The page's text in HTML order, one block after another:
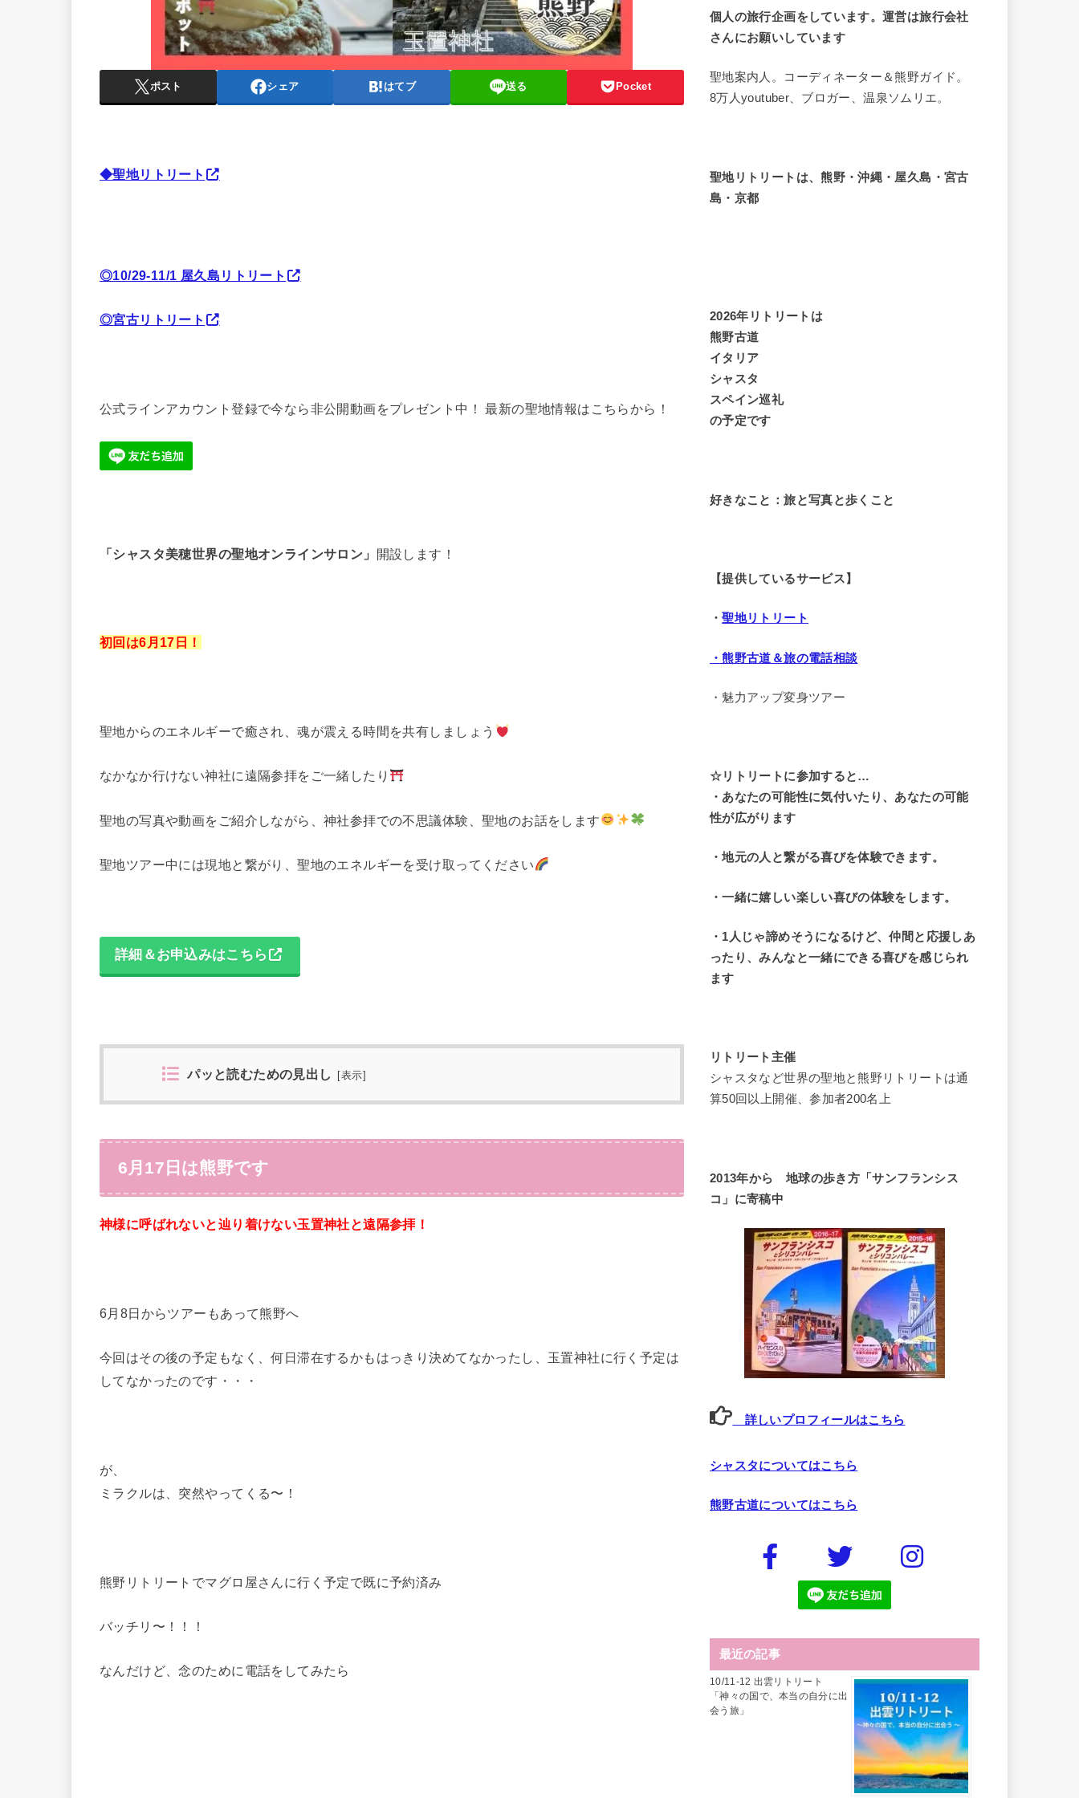
ポスト シェア はてブ 送る Pocket
◆聖地リトリート
◎10/29-11/1 屋久島リトリート
◎宮古リトリート
公式ラインアカウント登録で今なら非公開動画をプレゼント中！ 最新の聖地情報はこちらから！
「シャスタ美穂世界の聖地オンラインサロン」 開設します！
初回は6月17日！
聖地からのエネルギーで癒され、魂が震える時間を共有しましょう
なかなか行けない神社に遠隔参拝をご一緒したり
聖地の写真や動画をご紹介しながら、神社参拝での不思議体験、聖地のお話をします
聖地ツアー中には現地と繋がり、聖地のエネルギーを受け取ってください
詳細＆お申込みはこちら
パッと読むための見出し 表示
6月17日は熊野です
神様に呼ばれないと辿り着けない玉置神社と遠隔参拝！
6月8日からツアーもあって熊野へ
今回はその後の予定もなく、何日滞在するかもはっきり決めてなかったし、玉置神社に行く予定は
してなかったのです・・・
が、
ミラクルは、突然やってくる〜！
熊野リトリートでマグロ屋さんに行く予定で既に予約済み
バッチリ〜！！！
なんだけど、念のために電話をしてみたら
個人の旅行企画をしています。運営は旅行会社
さんにお願いしています
聖地案内人。コーディネーター＆熊野ガイド。
8万人youtuber、ブロガー、温泉ソムリエ。
聖地リトリートは、熊野・沖縄・屋久島・宮古
島・京都
2026年リトリートは
熊野古道
イタリア
シャスタ
スペイン巡礼
の予定です
好きなこと：旅と写真と歩くこと
【提供しているサービス】
・聖地リトリート
・熊野古道＆旅の電話相談
・魅力アップ変身ツアー
☆リトリートに参加すると…
・ あなたの可能性に気付いたり、あなたの可能
性が広がります
・地元の人と繋がる喜びを体験できます。
・一緒に嬉しい楽しい喜びの体験をします。
・1人じゃ諦めそうになるけど、仲間と応援しあ
ったり、みんなと一緒にできる喜びを感じられ
ます
リトリート主催
シャスタなど世界の聖地と熊野リトリートは通
算50回以上開催、参加者200名上
2013年から 地球の歩き方「サンフランシス
コ」に寄稿中
詳しいプロフィールはこちら
シャスタについてはこちら
熊野古道についてはこちら
最近の記事
10/11-12 出雲リトリート
「神々の国で、本当の自分に出
会う旅」